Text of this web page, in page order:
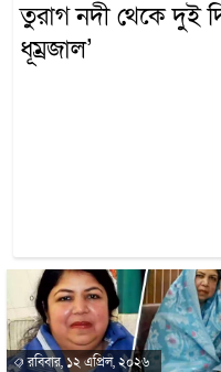
তুরাগ নদী থেকে দুই
ধূম্রজাল’
জানিয়েছে বাংলাদেশ
রবিবার, ১২ এপ্রিল, ২০২৬